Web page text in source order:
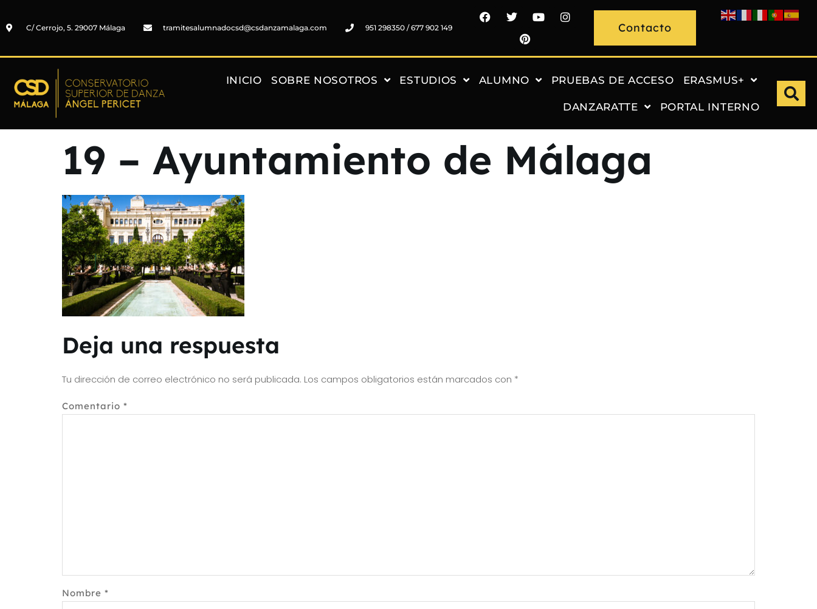
C/ Cerrojo, 5. 29007 Málaga tramitesalumnadocsd@csdanzamalaga.com 951 298350 / 677 902 149 Contacto
INICIO SOBRE NOSOTROS ESTUDIOS ALUMNO PRUEBAS DE ACCESO ERASMUS+
DANZARATTE PORTAL INTERNO
19 – Ayuntamiento de Málaga
Deja una respuesta
Tu dirección de correo electrónico no será publicada. Los campos obligatorios están marcados con *
Comentario *
Nombre *